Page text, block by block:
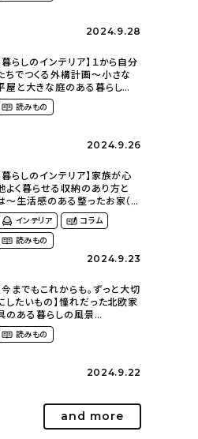
2024.9.28
暮らしのインテリア】１から自分
ちでつくる外構計画〜小さな
屋と大きな庭のある暮らし
tsumikiniwaさん）
読みもの
2024.9.26
暮らしのインテリア】家族が心
よく暮らせる収納のあり方と
〜生活感のある整ったお家（
さん）
インテリア
コラム
読みもの
2024.9.23
今までもこれからも。ずっと大切
したいもの】憧れだった北欧家
のある暮らしの風景
m._.k_homeさん）
読みもの
2024.9.22
and more